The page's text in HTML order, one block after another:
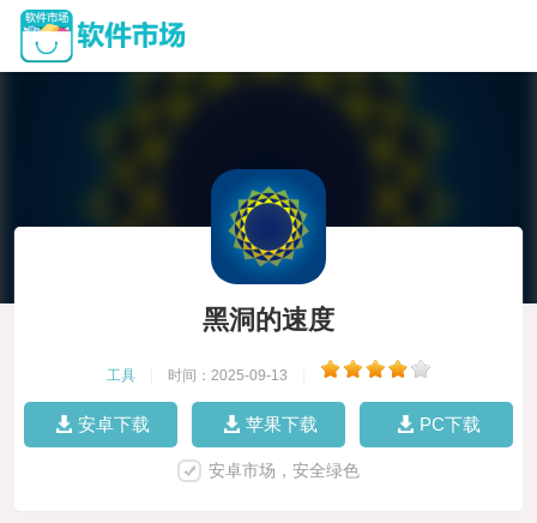
黑洞的速度
工具 时间：2025-09-13
安卓下载 苹果下载 PC下载
安卓市场，安全绿色